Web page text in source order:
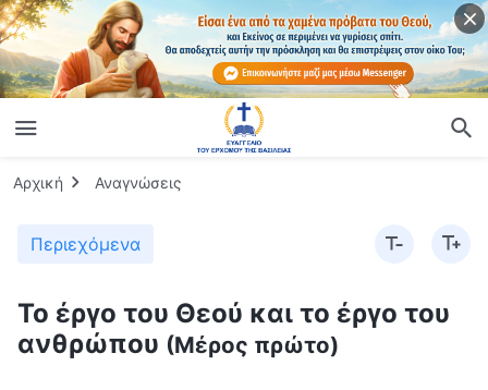
Αρχική Αναγνώσεις
Περιεχόμενα
Το έργο του Θεού και το έργο του
ανθρώπου (Μέρος πρώτο)